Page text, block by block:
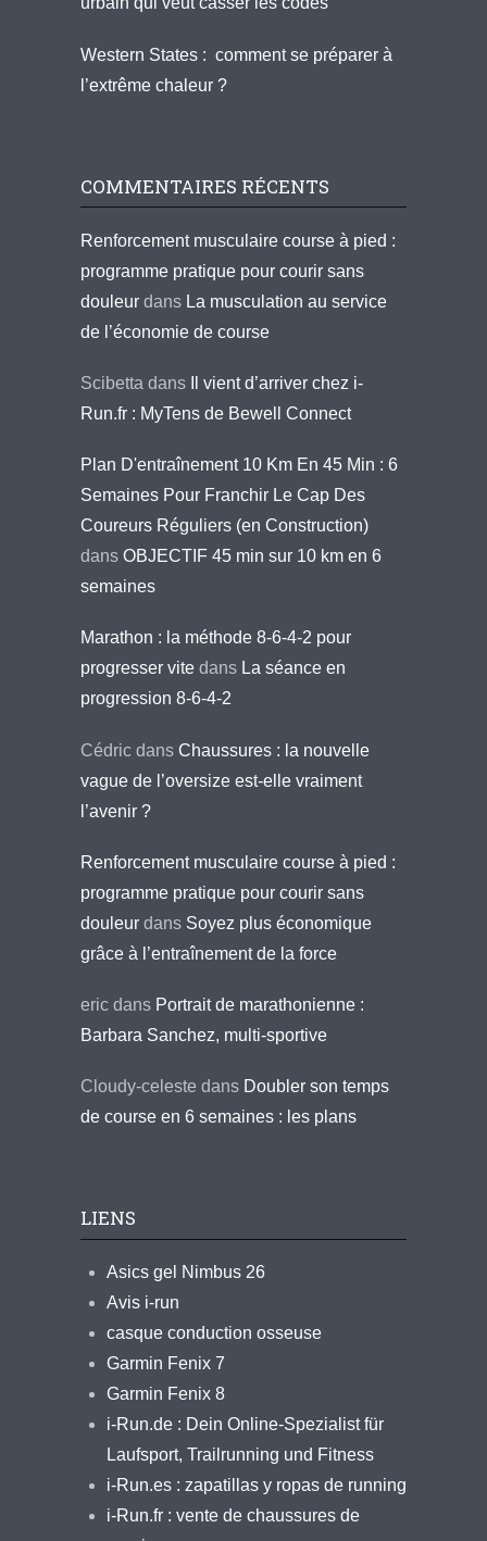
Western States : comment se préparer à
l’extrême chaleur ?
COMMENTAIRES RÉCENTS
Renforcement musculaire course à pied :
programme pratique pour courir sans
douleur dans La musculation au service
de l’économie de course
Scibetta dans
Il vient d’arriver chez i-
Run.fr : MyTens de Bewell Connect
Plan D'entraînement 10 Km En 45 Min : 6
Semaines Pour Franchir Le Cap Des
Coureurs Réguliers (en Construction)
dans OBJECTIF 45 min sur 10 km en 6
semaines
Marathon : la méthode 8-6-4-2 pour
progresser vite dans La séance en
progression 8-6-4-2
Cédric dans Chaussures : la nouvelle
vague de l’oversize est-elle vraiment
l’avenir ?
Renforcement musculaire course à pied :
programme pratique pour courir sans
douleur dans Soyez plus économique
grâce à l’entraînement de la force
eric dans Portrait de marathonienne :
Barbara Sanchez, multi-sportive
Cloudy-celeste dans Doubler son temps
de course en 6 semaines : les plans
LIENS
Asics gel Nimbus 26
Avis i-run
casque conduction osseuse
Garmin Fenix 7
Garmin Fenix 8
i-Run.de : Dein Online-Spezialist für
Laufsport, Trailrunning und Fitness
i-Run.es : zapatillas y ropas de running
i-Run.fr : vente de chaussures de